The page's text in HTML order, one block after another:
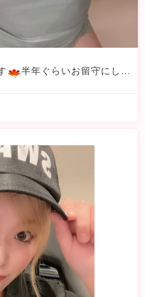
半年ぐらいお留守にしてごめんなさいm(._.)m前みたいにいっぱいログインできないけど初心に戻り頑張ります